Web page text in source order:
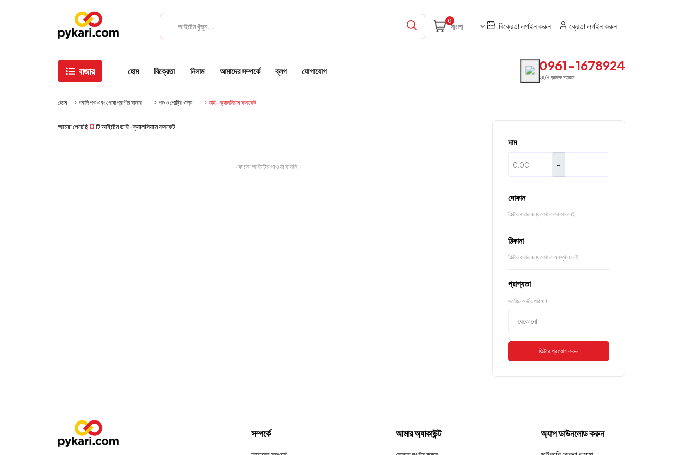
0
বিক্রেতা লগইন করুন ক্রেতা লগইন করুন
বাজার হোম বিক্রেতা নিলাম আমাদের সম্পর্কে ব্লগ যোগাযোগ 0961-1678924
২৪/৭ গ্রাহক সহায়তা
হোম গবাদি পশু এবং পোষা প্রাণীর বাজার পশু ও পোল্ট্রি খাদ্য ডাই-ক্যালসিয়াম ফসফেট
আমরা পেয়েছি0টি আইটেম ডাই-ক্যালসিয়াম ফসফেট
কোনো আইটেম পাওয়া যায়নি।
দাম
-
দোকান
ফিল্টার করার জন্য কোনো দোকান নেই
ঠিকানা
ফিল্টার করার জন্য কোনো অবস্থান নেই
প্রাপ্যতা
সর্বোচ্চ অর্ডার পরিমাণ
ফিল্টার প্রয়োগ করুন
সম্পর্কে আমার অ্যাকাউন্ট অ্যাপ ডাউনলোড করুন